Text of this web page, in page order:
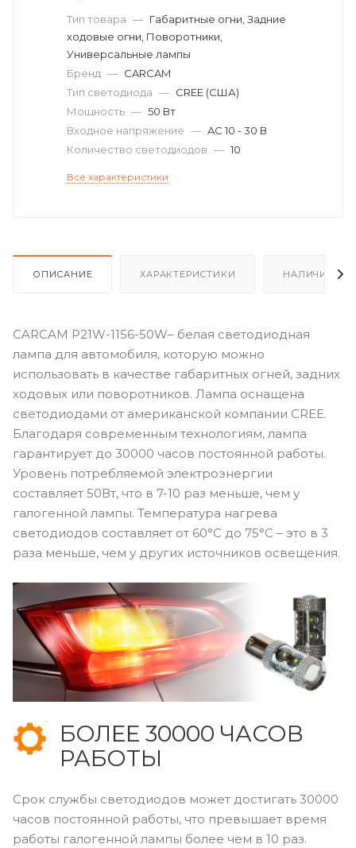
Тип товара — Габаритные огни, Задние
ходовые огни, Поворотники,
Универсальные лампы
Бренд — CARCAM
Тип светодиода — CREE (США)
Мощность — 50 Вт
Входное напряжение — AC 10 - 30 В
Количество светодиодов — 10
Все характеристики
ОПИСАНИЕ ХАРАКТЕРИСТИКИ НАЛИЧИЕ
CARCAM P21W-1156-50W– белая светодиодная
лампа для автомобиля, которую можно
использовать в качестве габаритных огней, задних
ходовых или поворотников. Лампа оснащена
светодиодами от американской компании CREE.
Благодаря современным технологиям, лампа
гарантирует до 30000 часов постоянной работы.
Уровень потребляемой электроэнергии
составляет 50Вт, что в 7-10 раз меньше, чем у
галогенной лампы. Температура нагрева
светодиодов составляет от 60°C до 75°С – это в 3
раза меньше, чем у других источников освещения.
БОЛЕЕ 30000 ЧАСОВ
РАБОТЫ
Срок службы светодиодов может достигать 30000
часов постоянной работы, что превышает время
работы галогенной лампы более чем в 10 раз.